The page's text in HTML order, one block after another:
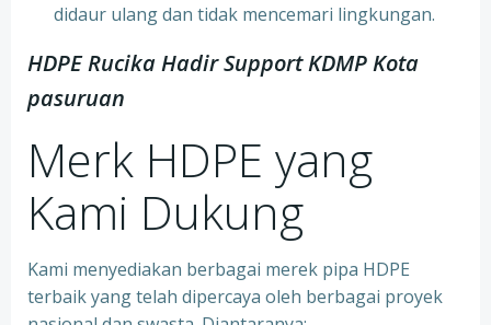
didaur ulang dan tidak mencemari lingkungan.
HDPE Rucika Hadir Support KDMP Kota
pasuruan
Merk HDPE yang
Kami Dukung
Kami menyediakan berbagai merek pipa HDPE
terbaik yang telah dipercaya oleh berbagai proyek